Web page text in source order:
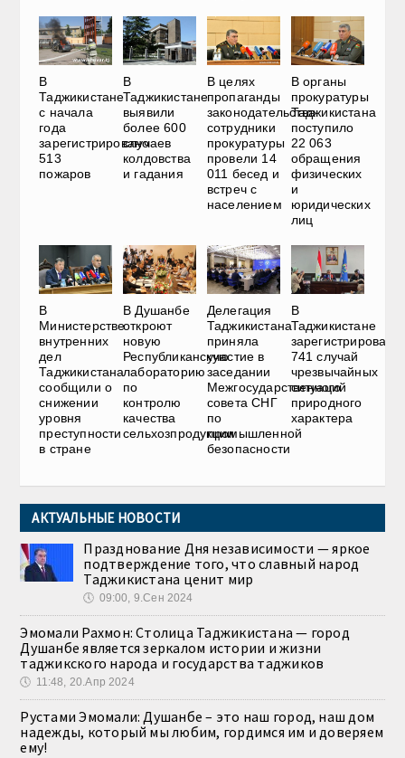
В
Таджикистане
с начала
года
зарегистрировано
513
пожаров
В
Таджикистане
выявили
более 600
случаев
колдовства
и гадания
В целях
пропаганды
законодательства
сотрудники
прокуратуры
провели 14
011 бесед и
встреч с
населением
В органы
прокуратуры
Таджикистана
поступило
22 063
обращения
физических
и
юридических
лиц
В
Министерстве
внутренних
дел
Таджикистана
сообщили о
снижении
уровня
преступности
в стране
В Душанбе
откроют
новую
Республиканскую
лабораторию
по
контролю
качества
сельхозпродукции
Делегация
Таджикистана
приняла
участие в
заседании
Межгосударственного
совета СНГ
по
промышленной
безопасности
В
Таджикистане
зарегистрировали
741 случай
чрезвычайных
ситуаций
природного
характера
АКТУАЛЬНЫЕ НОВОСТИ
Празднование Дня независимости — яркое
подтверждение того, что славный народ
Таджикистана ценит мир
🕔 09:00, 9.Сен 2024
Эмомали Рахмон: Столица Таджикистана — город
Душанбе является зеркалом истории и жизни
таджикского народа и государства таджиков
🕔 11:48, 20.Апр 2024
Рустами Эмомали: Душанбе – это наш город, наш дом
надежды, который мы любим, гордимся им и доверяем
ему!